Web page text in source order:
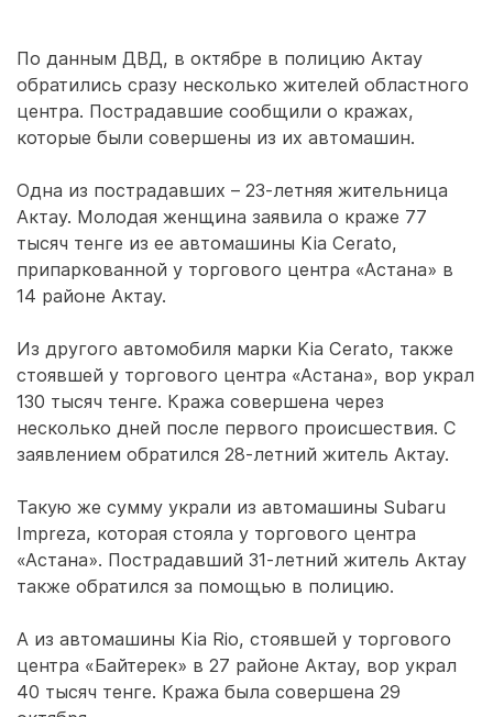
По данным ДВД, в октябре в полицию Актау
обратились сразу несколько жителей областного
центра. Пострадавшие сообщили о кражах,
которые были совершены из их автомашин.
Одна из пострадавших – 23-летняя жительница
Актау. Молодая женщина заявила о краже 77
тысяч тенге из ее автомашины Kia Cerato,
припаркованной у торгового центра «Астана» в
14 районе Актау.
Из другого автомобиля марки Kia Cerato, также
стоявшей у торгового центра «Астана», вор украл
130 тысяч тенге. Кража совершена через
несколько дней после первого происшествия. С
заявлением обратился 28-летний житель Актау.
Такую же сумму украли из автомашины Subaru
Impreza, которая стояла у торгового центра
«Астана». Пострадавший 31-летний житель Актау
также обратился за помощью в полицию.
А из автомашины Kia Rio, стоявшей у торгового
центра «Байтерек» в 27 районе Актау, вор украл
40 тысяч тенге. Кража была совершена 29